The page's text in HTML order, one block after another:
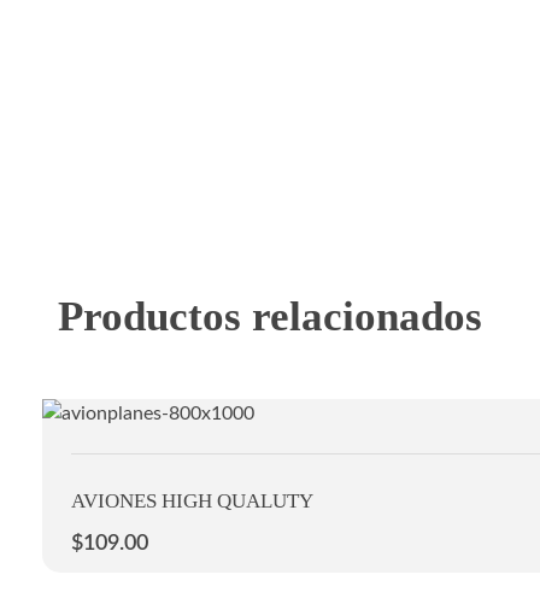
Productos relacionados
AVIONES HIGH QUALUTY
$109.00